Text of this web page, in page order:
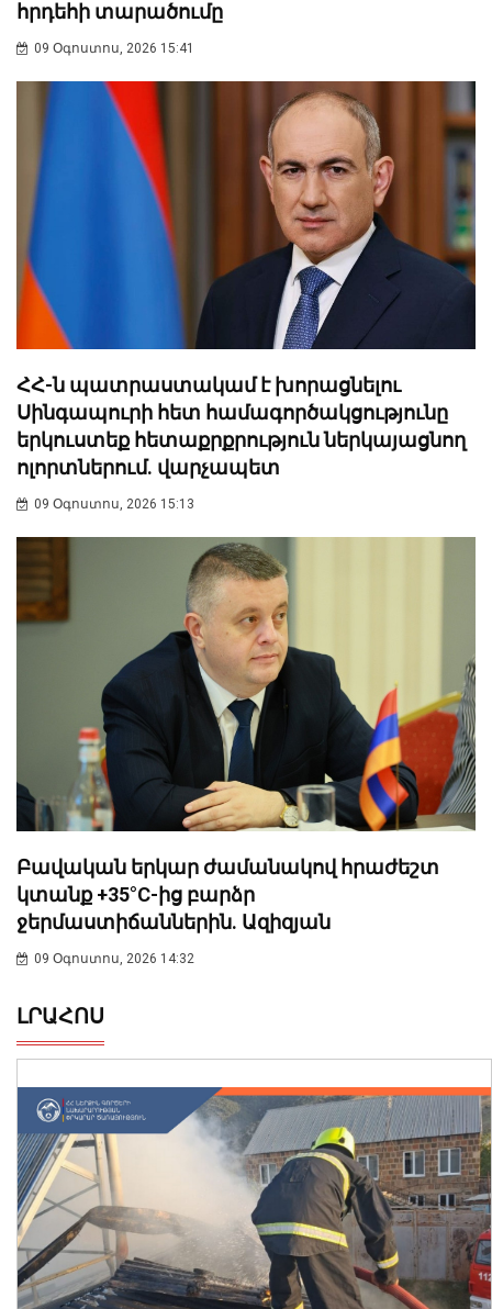
հրդեհի տարածումը
09 Օգոստոս, 2026 15:41
ՀՀ-ն պատրաստակամ է խորացնելու
Սինգապուրի հետ համագործակցությունը
երկուստեք հետաքրքրություն ներկայացնող
ոլորտներում. վարչապետ
09 Օգոստոս, 2026 15:13
Բավական երկար ժամանակով հրաժեշտ
կտանք +35°C-ից բարձր
ջերմաստիճաններին. Ազիզյան
09 Օգոստոս, 2026 14:32
ԼՐԱՀՈՍ